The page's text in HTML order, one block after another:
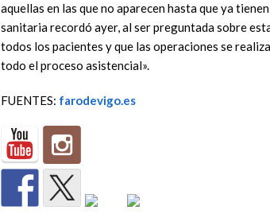
aquellas en las que no aparecen hasta que ya
sanitaria recordó ayer, al ser preguntada sobre
todos los pacientes y que las operaciones se
todo el proceso asistencial».
FUENTES: farodevigo.es